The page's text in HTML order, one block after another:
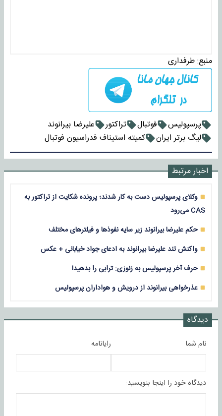
منبع:طرفداری
پرسپولیس فوتبال تراکتور
علیرضا بیرانوند
لیگ برتر ایران
کمیته استیناف فدراسیون فوتبال
اخبار مرتبط
وکلای پرسپولیس دست به کار شدند؛ پرونده شکایت از تراکتور به
CAS می‌‎رود
حکم علیرضا بیرانوند زیر سایه‌ نفوذها و فیلترهای مختلف
واکنش تند علیرضا بیرانوند به ادعای جواد خیابانی + عکس
حرف آخر پرسپولیس به زنوزی: ترابی را بدهید!
عذرخواهی بیرانوند از درویش و هواداران پرسپولیس
دیدگاه
نام شما رایانامه
دیدگاه خود را اینجا بنویسید: